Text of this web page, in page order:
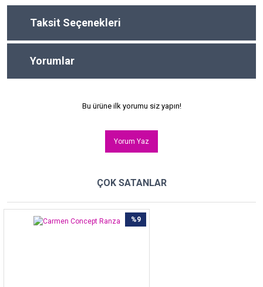
Taksit Seçenekleri
Yorumlar
Bu ürüne ilk yorumu siz yapın!
Yorum Yaz
ÇOK SATANLAR
%9